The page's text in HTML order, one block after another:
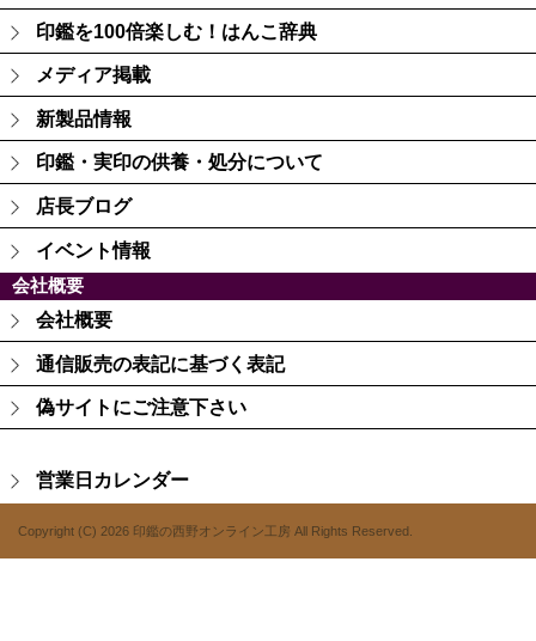
印鑑を100倍楽しむ！はんこ辞典
メディア掲載
新製品情報
印鑑・実印の供養・処分について
店長ブログ
イベント情報
会社概要
会社概要
通信販売の表記に基づく表記
偽サイトにご注意下さい
営業日カレンダー
Copyright (C) 2026 印鑑の西野オンライン工房 All Rights Reserved.